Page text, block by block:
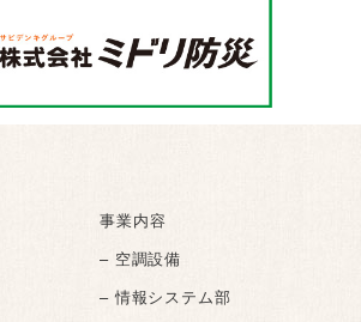
事業内容
– 空調設備
– 情報システム部